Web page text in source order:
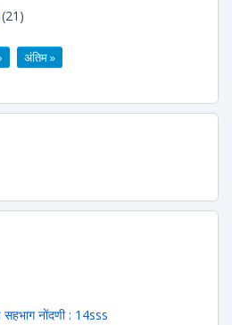
(21)
अंतिम »
सहभाग नोंदणी : 14sss